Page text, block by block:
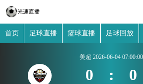
首页 足球直播 篮球直播 足球回放
美超 2026-06-04 07:00:00
0 : 0